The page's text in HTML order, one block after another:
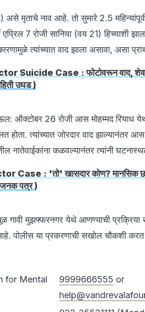
मृताचे नाव आहे. तो सुमारे 2.5 महिन्यांपूर्वी
एप्रिल 7 रोजी सानिया (वय 21) हिच्याशी
त्यांच्यात वाद झाला असावा, असा
Suicide Case : फोटोवरून वाद,
उघड )
ऑक्टोबर 26 रोजी आस मोहम्मद रियाध
होता. त्यांच्यात जोरदार वाद झाल्यानंतर
नातेवाईकांना कळवल्यानंतर त्यांनी
Case : 'तो' खासदार कोण? मानसिक
पत्र)
गावी मुझफ्फरनगर येथे आणण्याची
पोलीस या प्रकरणाची सखोल चौकशी
for Mental
9999666555 or